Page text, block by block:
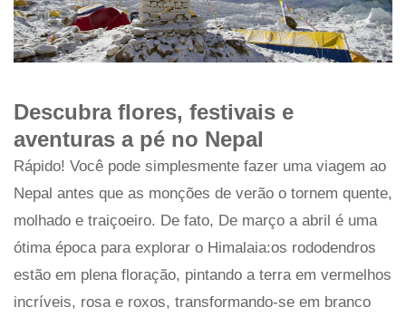
Descubra flores, festivais e
aventuras a pé no Nepal
Rápido! Você pode simplesmente fazer uma viagem ao
Nepal antes que as monções de verão o tornem quente,
molhado e traiçoeiro. De fato, De março a abril é uma
ótima época para explorar o Himalaia:os rododendros
estão em plena floração, pintando a terra em vermelhos
incríveis, rosa e roxos, transformando-se em branco